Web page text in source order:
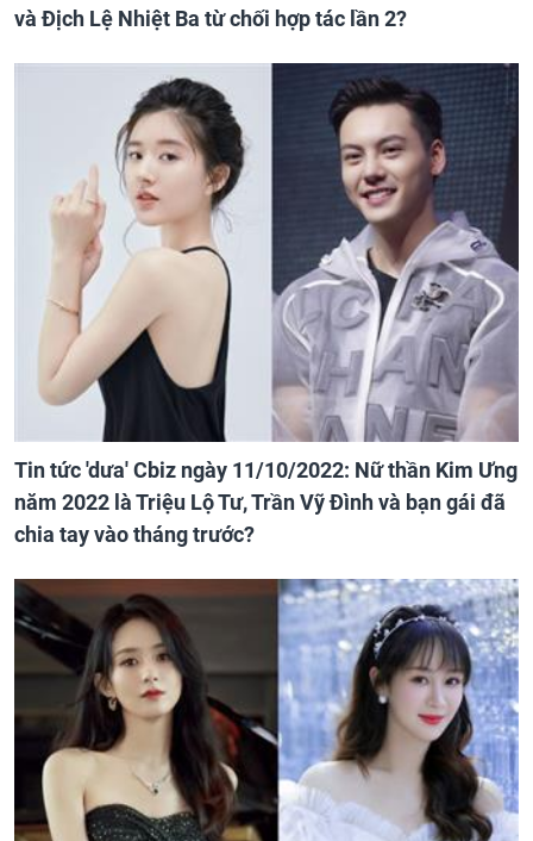
và Địch Lệ Nhiệt Ba từ chối hợp tác lần 2?
Tin tức 'dưa' Cbiz ngày 11/10/2022: Nữ thần Kim Ưng
năm 2022 là Triệu Lộ Tư, Trần Vỹ Đình và bạn gái đã
chia tay vào tháng trước?